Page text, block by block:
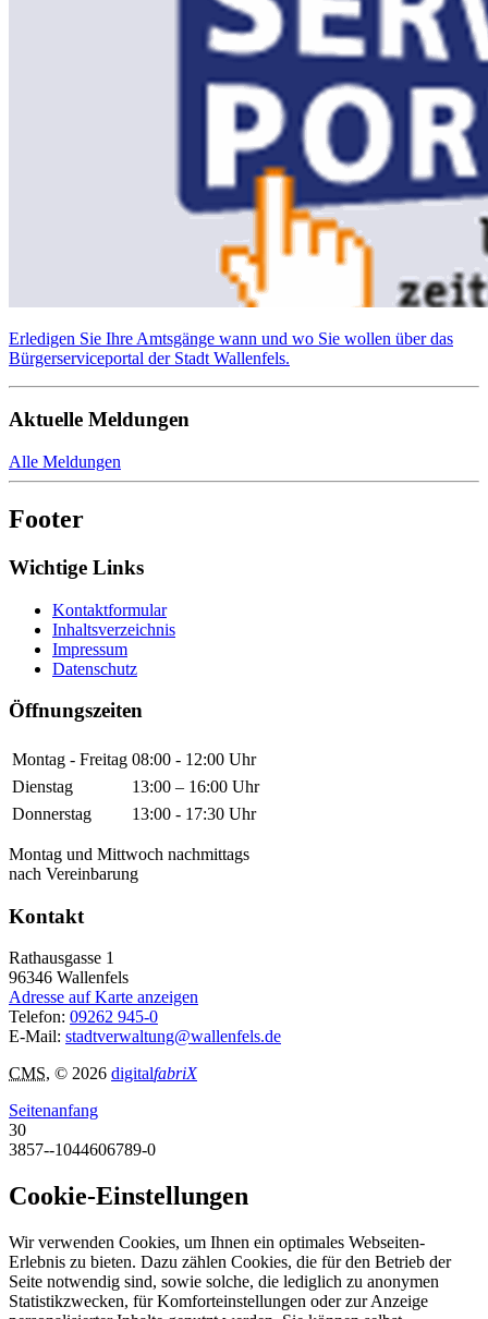
Erledigen Sie Ihre Amtsgänge wann und wo Sie wollen über das
Bürgerserviceportal der Stadt Wallenfels.
Aktuelle Meldungen
Alle Meldungen
Footer
Wichtige Links
Kontaktformular
Inhaltsverzeichnis
Impressum
Datenschutz
Öffnungszeiten
Montag - Freitag 08:00 - 12:00 Uhr
Dienstag
13:00 – 16:00 Uhr
Donnerstag
13:00 - 17:30 Uhr
Montag und Mittwoch nachmittags
nach Vereinbarung
Kontakt
Rathausgasse 1
96346 Wallenfels
Adresse auf Karte anzeigen
Telefon: 09262 945-0
E-Mail: stadtverwaltung@wallenfels.de
CMS, © 2026 digitalfabriX
Seitenanfang
30
3857--1044606789-0
Cookie-Einstellungen
Wir verwenden Cookies, um Ihnen ein optimales Webseiten-
Erlebnis zu bieten. Dazu zählen Cookies, die für den Betrieb der
Seite notwendig sind, sowie solche, die lediglich zu anonymen
Statistikzwecken, für Komforteinstellungen oder zur Anzeige